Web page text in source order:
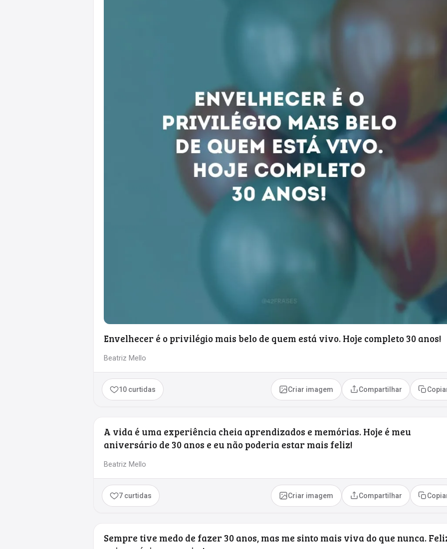
Envelhecer é o privilégio mais belo de quem está vivo. Hoje completo 30 anos!
Beatriz Mello
10 curtidas Criar imagem Compartilhar
A vida é uma experiência cheia aprendizados e memórias. Hoje é meu
aniversário de 30 anos e eu não poderia estar mais feliz!
Beatriz Mello
7 curtidas Criar imagem Compartilhar
Sempre tive medo de fazer 30 anos, mas me sinto mais viva do que nunca.